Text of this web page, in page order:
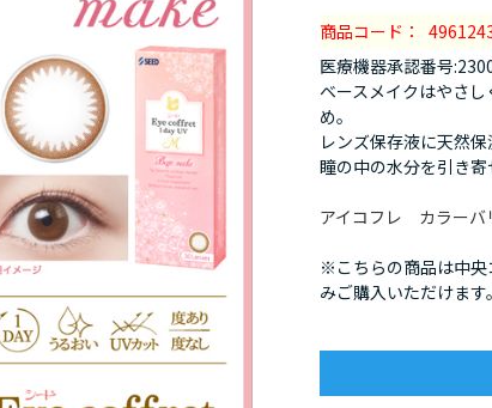
商品コード
医療機器承認番号
ベースメイクはやさ
め。
レンズ保存液に天然
瞳の中の水分を引き寄
アイコフレ カラーバ
※こちらの商品は中央
みご購入いただけます。